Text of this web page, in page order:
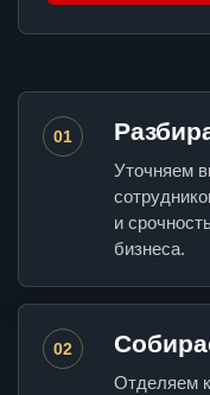
01
Уточняем
и
бизнеса.
02
Отделяем